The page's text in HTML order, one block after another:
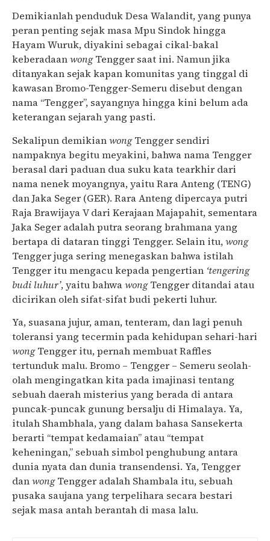
Demikianlah penduduk Desa Walandit, yang punya
peran penting sejak masa Mpu Sindok hingga
Hayam Wuruk, diyakini sebagai cikal-bakal
keberadaanwongTengger saat ini. Namun jika
ditanyakan sejak kapan komunitas yang tinggal di
kawasan Bromo-Tengger-Semeru disebut dengan
nama “Tengger”, sayangnya hingga kini belum ada
keterangan sejarah yang pasti.
Sekalipun demikianwongTengger sendiri
nampaknya begitu meyakini, bahwa nama Tengger
berasal dari paduan dua suku kata tearkhir dari
nama nenek moyangnya, yaitu Rara Anteng (TENG)
dan Jaka Seger (GER). Rara Anteng dipercaya putri
Raja Brawijaya V dari Kerajaan Majapahit, sementara
Jaka Seger adalah putra seorang brahmana yang
bertapa di dataran tinggi Tengger. Selain itu,wong
Tengger juga sering menegaskan bahwa istilah
Tengger itu mengacu kepada pengertian ‘tengering
budi luhur’, yaitu bahwawongTengger ditandai atau
dicirikan oleh sifat-sifat budi pekerti luhur.
Ya, suasana jujur, aman, tenteram, dan lagi penuh
toleransi yang tecermin pada kehidupan sehari-hari
wongTengger itu, pernah membuat Raffles
tertunduk malu. Bromo – Tengger – Semeru seolah-
olah mengingatkan kita pada imajinasi tentang
sebuah daerah misterius yang berada di antara
puncak-puncak gunung bersalju di Himalaya. Ya,
itulah Shambhala, yang dalam bahasa Sansekerta
berarti “tempat kedamaian” atau “tempat
keheningan,” sebuah simbol penghubung antara
dunia nyata dan dunia transendensi. Ya, Tengger
danwongTengger adalah Shambala itu, sebuah
pusaka saujana yang terpelihara secara bestari
sejak masa antah berantah di masa lalu.